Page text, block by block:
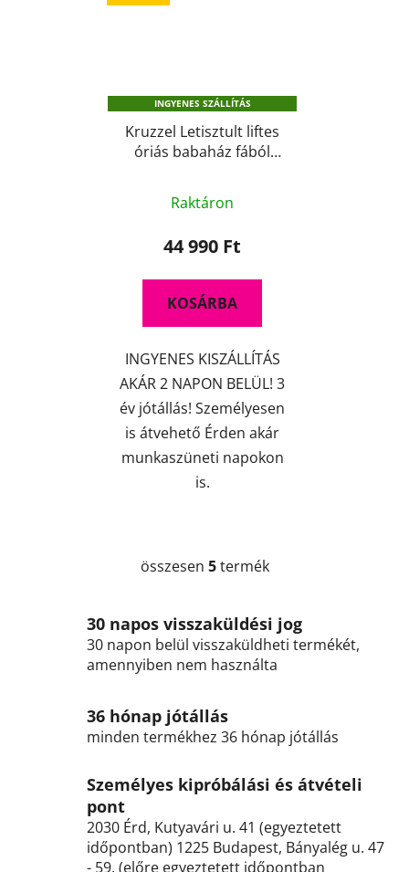
INGYENES SZÁLLÍTÁS
Kruzzel Letisztult liftes
óriás babaház fából
termék
átlagos
5-
ből
csillag.
Raktáron
44 990 Ft
KOSÁRBA
INGYENES KISZÁLLÍTÁS
AKÁR 2 NAPON BELÜL! 3
év jótállás! Személyesen
is átvehető Érden akár
munkaszüneti napokon
is.
L
s
t
a
i
á
n
í
t
á
s
e
összesen 5termék
30 napos visszaküldési jog
30 napon belül visszaküldheti termékét,
amennyiben nem használta
36 hónap jótállás
minden termékhez 36 hónap jótállás
Személyes kipróbálási és átvételi
pont
2030 Érd, Kutyavári u. 41 (egyeztetett
időpontban) 1225 Budapest, Bányalég u. 47
- 59. (előre egyeztetett időpontban